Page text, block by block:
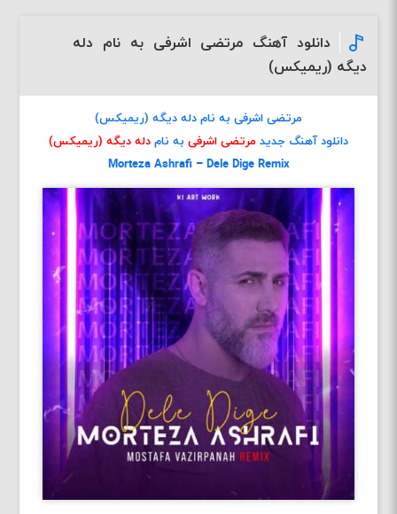
دانلود آهنگ مرتضی اشرفی به نام دله
دیگه (ریمیکس)
مرتضی اشرفی به نام دله دیگه (ریمیکس)
دانلود آهنگ جدید مرتضی اشرفی به نام دله دیگه (ریمیکس)
Morteza Ashrafi – Dele Dige Remix